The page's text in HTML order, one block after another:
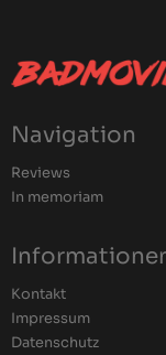
Navigation
Reviews
In memoriam
Kontakt
Impressum
Datenschutz